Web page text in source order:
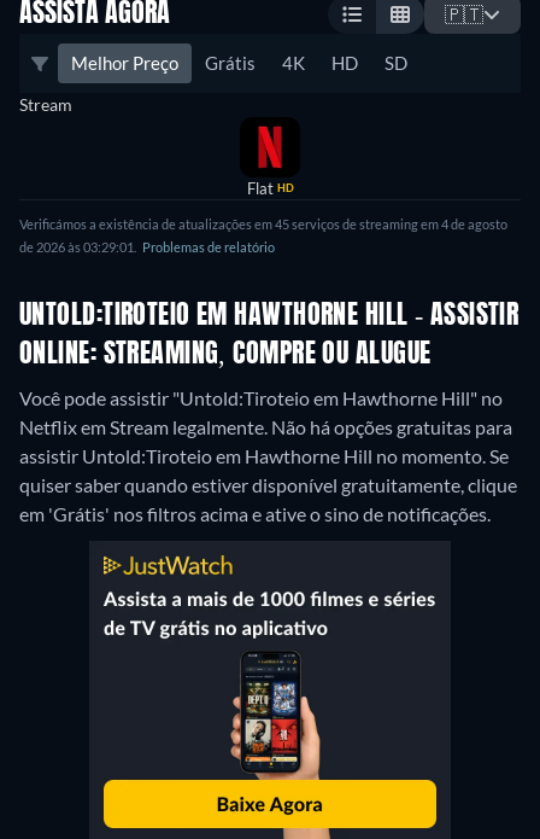
ASSISTA AGORA 🇵🇹
Melhor Preço Grátis 4K HD SD
Stream
Flat HD
Verificámos a existência de atualizações em 45 serviços de streaming em 4 de agosto
de 2026 às 03:29:01.
Problemas de relatório
UNTOLD:TIROTEIO EM HAWTHORNE HILL - ASSISTIR
ONLINE: STREAMING, COMPRE OU ALUGUE
Você pode assistir "Untold:Tiroteio em Hawthorne Hill" no
Netflix em Stream legalmente. Não há opções gratuitas para
assistir Untold:Tiroteio em Hawthorne Hill no momento. Se
quiser saber quando estiver disponível gratuitamente, clique
em 'Grátis' nos filtros acima e ative o sino de notificações.